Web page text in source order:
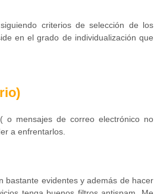
criterios de selección de los
en el grado de individualización que
o mensajes de correo electrónico no
a enfrentarlos.
bastante evidentes y además de hacer